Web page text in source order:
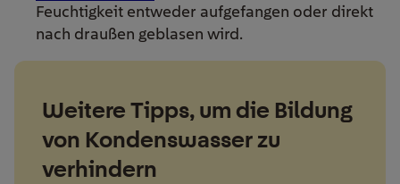
Feuchtigkeit entweder aufgefangen oder direkt
nach draußen geblasen wird.
Weitere Tipps, um die Bildung
von Kondenswasser zu
verhindern